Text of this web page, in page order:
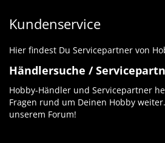
Kundenservice
Hier findest Du Servicepartner von
Händlersuche /
Hobby-Händler und Servicepartner
Fragen rund um Deinen Hobby
unserem Forum!